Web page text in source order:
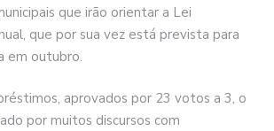
que irão orientar a Lei
que por sua vez está prevista para
em outubro.
aprovados por 23 votos a 3, o
por muitos discursos com